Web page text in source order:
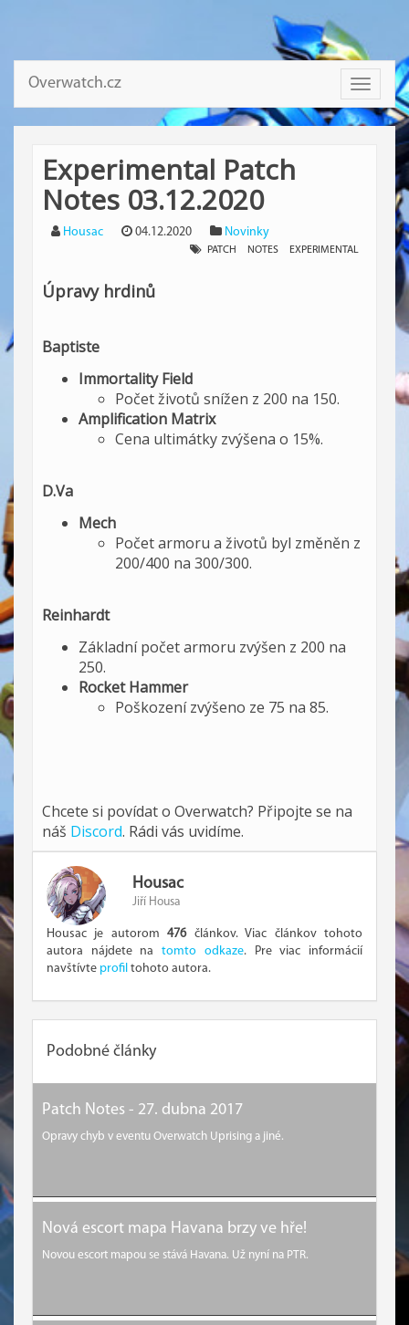
Toggle
Overwatch.cz
Experimental Patch
Notes 03.12.2020
Housac 04.12.2020 Novinky
PATCH NOTES EXPERIMENTAL
Úpravy hrdinů
Baptiste
Immortality Field
Počet životů snížen z 200 na 150.
Amplification Matrix
Cena ultimátky zvýšena o 15%.
D.Va
Mech
Počet armoru a životů byl změněn z
200/400 na 300/300.
Reinhardt
Základní počet armoru zvýšen z 200 na
250.
Rocket Hammer
Poškození zvýšeno ze 75 na 85.
Chcete si povídat o Overwatch? Připojte se na
náš Discord. Rádi vás uvidíme.
Housac
Jiří Housa
Housac je autorom476článkov. Viac článkov tohoto
autora nájdete natomto odkaze. Pre viac informácií
navštívte profil tohoto autora.
Podobné články
Patch Notes - 27. dubna 2017
Opravy chyb v eventu Overwatch Uprising a jiné.
Nová escort mapa Havana brzy ve hře!
Novou escort mapou se stává Havana. Už nyní na PTR.